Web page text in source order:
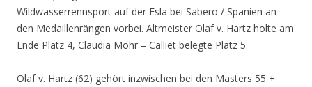
Wildwasserrennsport auf der Esla bei Sabero / Spanien an
den Medaillenrängen vorbei. Altmeister Olaf v. Hartz holte am
Ende Platz 4, Claudia Mohr – Calliet belegte Platz 5.
Olaf v. Hartz (62) gehört inzwischen bei den Masters 55 +